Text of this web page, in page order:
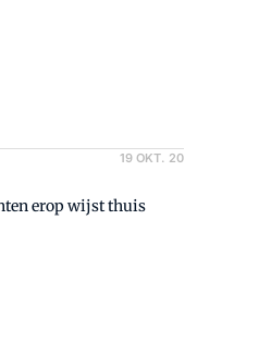
19 OKT. 20
erop wijst thuis